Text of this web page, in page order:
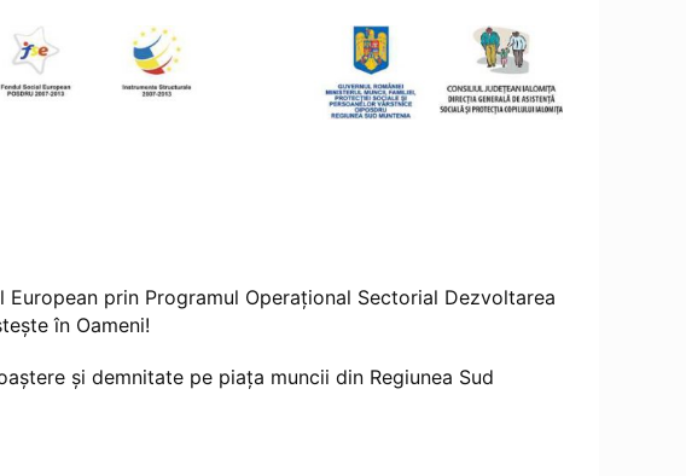
prin Programul Operaţional Sectorial Dezvoltarea
în Oameni!
şi demnitate pe piaţa muncii din Regiunea Sud